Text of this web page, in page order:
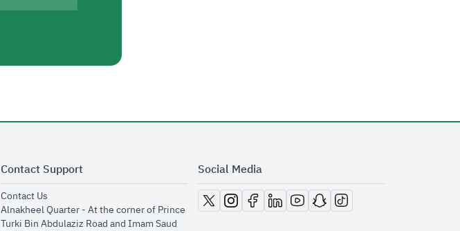
Contact Support
Contact Usopens in new window
Alnakheel Quarter - At the corner of Prince
Turki Bin Abdulaziz Road and Imam Saud
Social Media
opens in new window
opens in new window
opens in new window
opens in new window
opens in new window
opens in new window
opens in new window